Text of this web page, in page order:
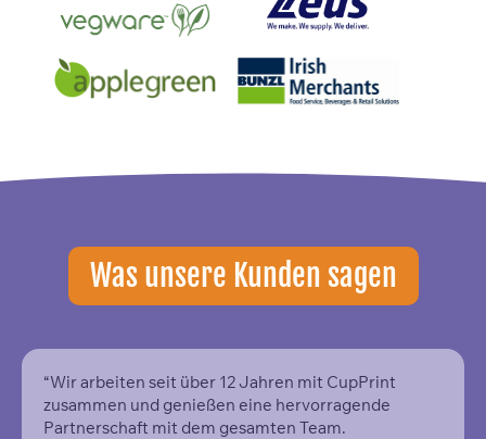
Was unsere Kunden sagen
“Wir arbeiten seit über 12 Jahren mit CupPrint
zusammen und genießen eine hervorragende
Partnerschaft mit dem gesamten Team.